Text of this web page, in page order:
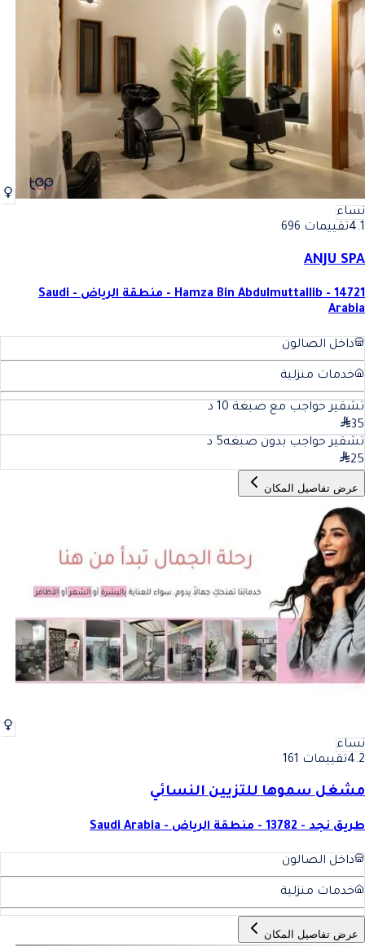
نساء
4.1تقييمات 696
ANJU SPA
Hamza Bin Abdulmuttallib - 14721 - منطقة الرياض - Saudi
Arabia
داخل الصالون
خدمات منزلية
تشقير حواجب مع صبغة 10 د
35
تشقير حواجب بدون صبغه5 د
25
عرض تفاصيل المكان
نساء
4.2تقييمات 161
مشغل سموها للتزيين النسائي
طريق نجد - 13782 - منطقة الرياض - Saudi Arabia
داخل الصالون
خدمات منزلية
عرض تفاصيل المكان